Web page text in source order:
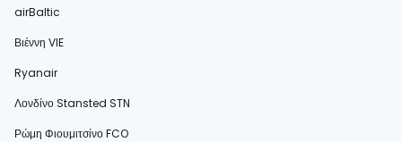
airBaltic
Βιέννη VIE
Ryanair
Λονδίνο Stansted STN
Ρώμη Φιουμιτσίνο FCO